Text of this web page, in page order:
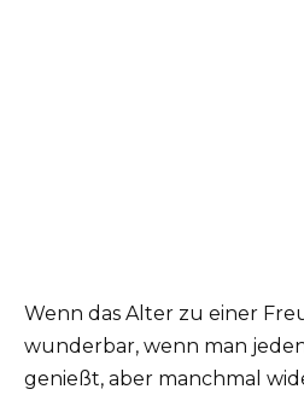
Wenn das Alter zu einer
wunderbar, wenn man
genießt, aber manchmal